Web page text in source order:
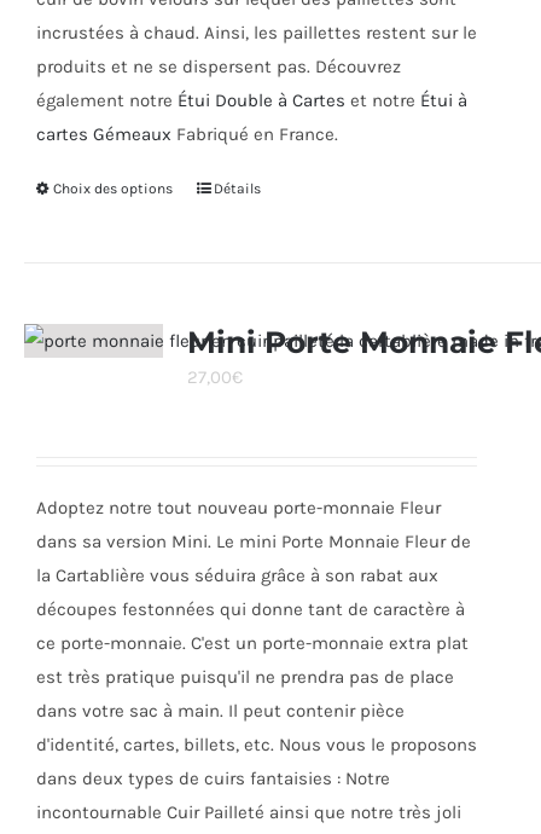
incrustées à chaud. Ainsi, les paillettes restent sur le
produits et ne se dispersent pas. Découvrez
également notre Étui Double à Cartes et notre Étui à
cartes Gémeaux Fabriqué en France.
Choix des options
Ce
variations.
Les
sur
la
produit
Détails
Mini Porte Monnaie
27,00€
Adoptez notre tout nouveau porte-monnaie Fleur
dans sa version Mini. Le mini Porte Monnaie Fleur de
la Cartablière vous séduira grâce à son rabat aux
découpes festonnées qui donne tant de caractère à
ce porte-monnaie. C'est un porte-monnaie extra plat
est très pratique puisqu'il ne prendra pas de place
dans votre sac à main. Il peut contenir pièce
d'identité, cartes, billets, etc. Nous vous le proposons
dans deux types de cuirs fantaisies : Notre
incontournable Cuir Pailleté ainsi que notre très joli